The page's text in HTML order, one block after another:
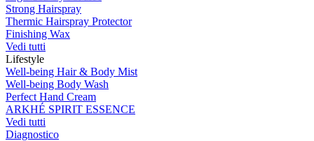
Strong Hairspray
Thermic Hairspray Protector
Finishing Wax
Vedi tutti
Lifestyle
Well-being Hair & Body Mist
Well-being Body Wash
Perfect Hand Cream
ARKHÉ SPIRIT ESSENCE
Vedi tutti
Diagnostico